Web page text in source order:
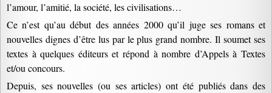
l’amour, l’amitié, la société, les civilisations…
Ce n’est qu’au début des années 2000 qu’il juge ses romans et
nouvelles dignes d’être lus par le plus grand nombre. Il soumet ses
textes à quelques éditeurs et répond à nombre d’Appels à Textes
et/ou concours.
Depuis, ses nouvelles (ou ses articles) ont été publiés dans des